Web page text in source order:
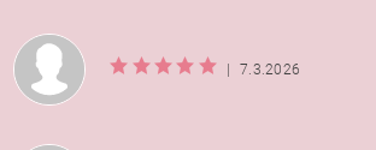
| 7.3.2026